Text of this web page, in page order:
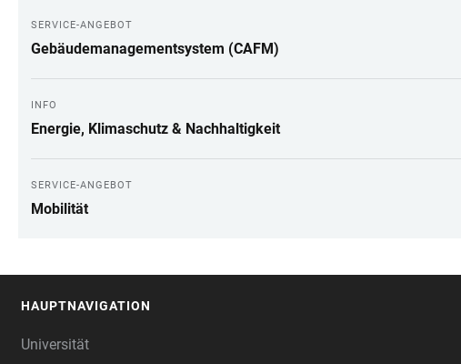
SERVICE-ANGEBOT
Gebäudemanagementsystem (CAFM)
INFO
Energie, Klimaschutz & Nachhaltigkeit
SERVICE-ANGEBOT
Mobilität
HAUPTNAVIGATION
Universität